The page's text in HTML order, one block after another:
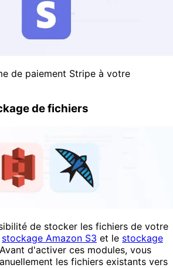
de paiement Stripe à votre
de fichiers
de stocker les fichiers de votre
stockage Amazon S3 et le stockage
d'activer ces modules, vous
les fichiers existants vers